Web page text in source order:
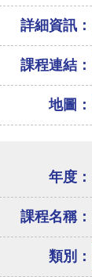
詳細資訊：
課程連結：
地圖：
年度：
課程名稱：
類別：